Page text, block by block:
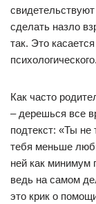
сделать назло
так. Это
психологического.
Как часто
– дерешься все
подтекст: «Ты не
тебя меньше
ней как минимум
ведь на самом
это крик о